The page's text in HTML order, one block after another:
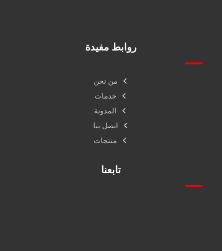
روابط مفيدة
من نحن
خدمات
المدونة
اتصل بنا
منتجات
تابعنا